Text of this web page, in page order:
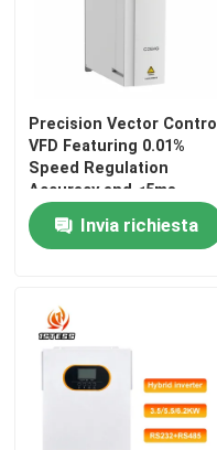
Precision Vector Control
VFD Featuring 0.01%
Speed Regulation
Accuracy and <5ms
Torque Response
Invia richiesta